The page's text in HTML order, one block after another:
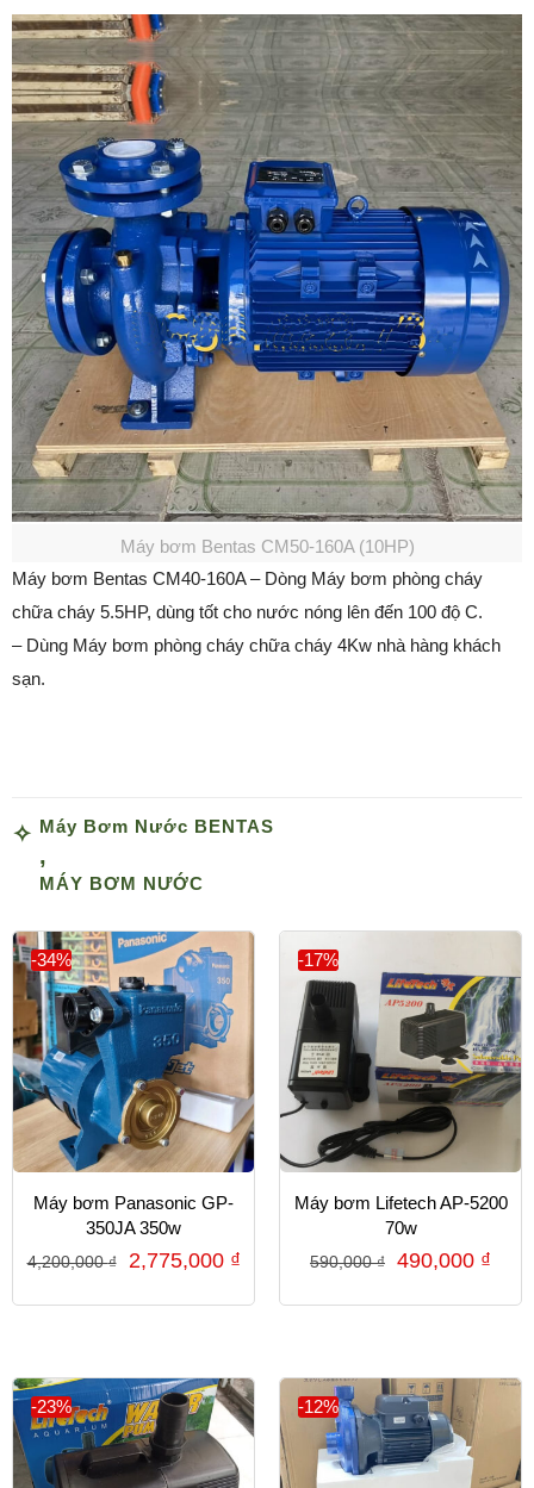
Máy bơm Bentas CM50-160A (10HP)
Máy bơm Bentas CM40-160A – Dòng Máy bơm phòng cháy
chữa cháy 5.5HP, dùng tốt cho nước nóng lên đến 100 độ C.
– Dùng Máy bơm phòng cháy chữa cháy 4Kw nhà hàng khách
sạn.
Máy Bơm Nước BENTAS
,
MÁY BƠM NƯỚC
-34%
Máy bơm Panasonic GP-
350JA 350w
4,200,000₫ 2,775,000 ₫
-17%
Máy bơm Lifetech AP-5200
70w
590,000₫ 490,000 ₫
-23% -12%